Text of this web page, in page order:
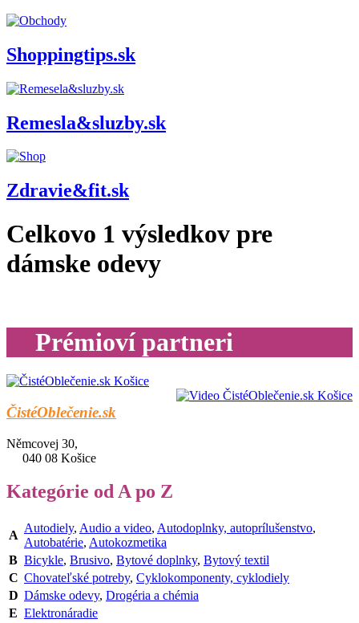
Shoppingtips.sk
Remesla&sluzby.sk
Zdravie&fit.sk
Celkovo 1 výsledkov pre
dámske odevy
Prémioví partneri
ČistéOblečenie.sk
Němcovej 30,
040 08 Košice
Kategórie od A po Z
A
Autodiely, Audio a video, Autodoplnky, autoprílušenstvo,
Autobatérie, Autokozmetika
B Bicykle, Brusivo, Bytové doplnky, Bytový textil
C Chovateľské potreby, Cyklokomponenty, cyklodiely
D Dámske odevy, Drogéria a chémia
E Elektronáradie